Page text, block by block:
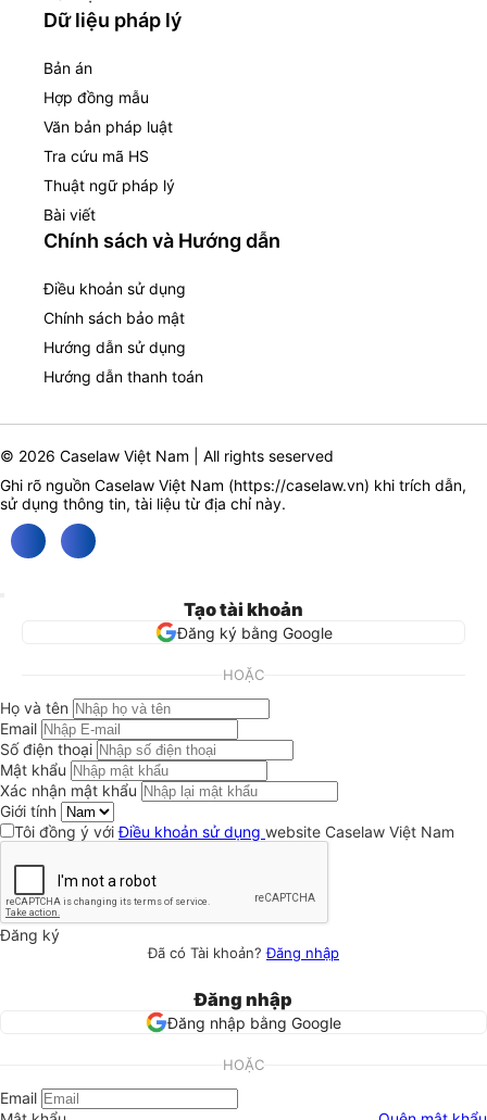
Dữ liệu pháp lý
Bản án
Hợp đồng mẫu
Văn bản pháp luật
Tra cứu mã HS
Thuật ngữ pháp lý
Bài viết
Chính sách và Hướng dẫn
Điều khoản sử dụng
Chính sách bảo mật
Hướng dẫn sử dụng
Hướng dẫn thanh toán
© 2026 Caselaw Việt Nam | All rights seserved
Ghi rõ nguồn Caselaw Việt Nam (https://caselaw.vn) khi trích dẫn,
sử dụng thông tin, tài liệu từ địa chỉ này.
Tạo tài khoản
Đăng ký bằng Google
HOẶC
Họ và tên
Email
Số điện thoại
Mật khẩu
Xác nhận mật khẩu
Giới tính
Tôi đồng ý vớiĐiều khoản sử dụng website Caselaw Việt Nam
Đăng ký
Đã có Tài khoản?Đăng nhập
Đăng nhập
Đăng nhập bằng Google
HOẶC
Email